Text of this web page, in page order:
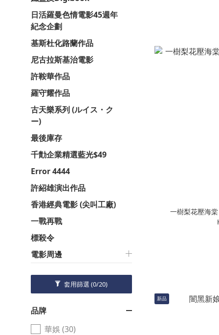
日活羅曼色情電影45週年
紀念企劃
基斯杜化路蘭作品
尼古拉斯基治電影
許鞍華作品
羅守耀作品
古天樂系列 (ルイス・ク
ー)
最後庫存
千勣企業精選藍光$49
Error 4444
許紹雄演出作品
香港經典電影 (尖叫工廠)
一戰再戰
標殺令
電影周邊
套用篩選(0/20)
品牌
華娛 (30)
一樹梨花壓海
新品